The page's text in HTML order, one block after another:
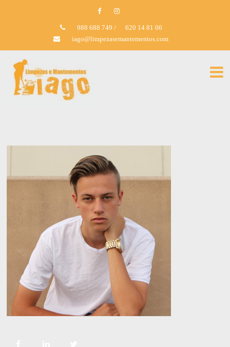
988 688 749 /
620 14 81 06
iago@limpezasemantementos.com